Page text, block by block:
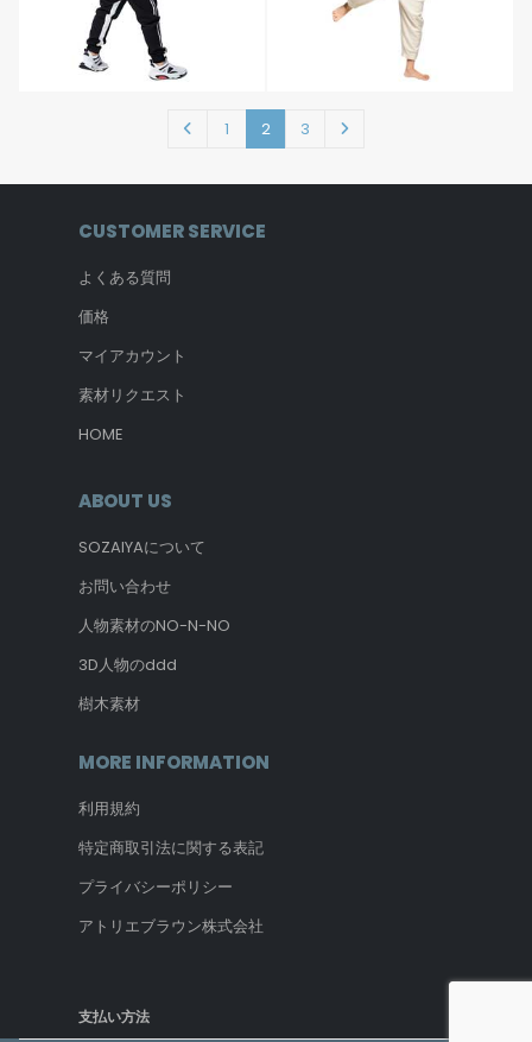
1 2 3
CUSTOMER SERVICE
よくある質問
価格
マイアカウント
素材リクエスト
HOME
ABOUT US
SOZAIYAについて
お問い合わせ
人物素材のNO-N-NO
3D人物のddd
樹木素材
MORE INFORMATION
利用規約
特定商取引法に関する表記
プライバシーポリシー
アトリエブラウン株式会社
支払い方法